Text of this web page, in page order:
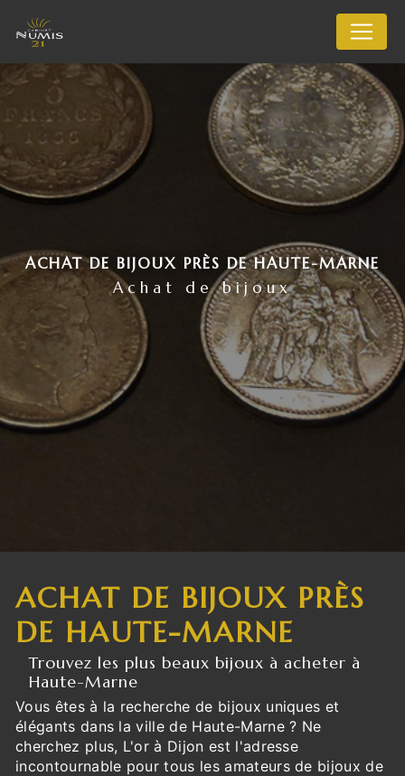
ACHAT DE BIJOUX PRÈS DE HAUTE-MARNE
Achat de bijoux
ACHAT DE BIJOUX PRÈS
DE HAUTE-MARNE
Trouvez les plus beaux bijoux à acheter à
Haute-Marne
Vous êtes à la recherche de bijoux uniques et
élégants dans la ville de Haute-Marne ? Ne
cherchez plus, L'or à Dijon est l'adresse
incontournable pour tous les amateurs de bijoux de